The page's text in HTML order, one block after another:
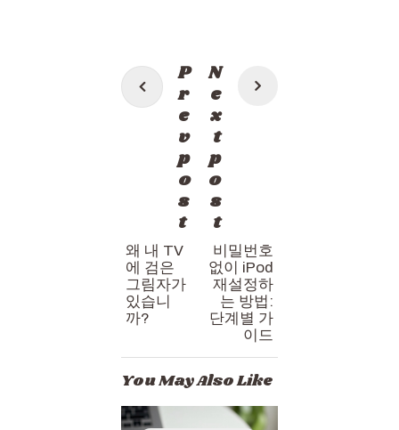
Post
navigation
P
r
e
v
p
o
s
t
왜 내 TV
에 검은
그림자가
있습니
까?
N
e
x
t
p
o
s
t
비밀번호
없이 iPod
재설정하
는 방법:
단계별 가
이드
You May Also Like